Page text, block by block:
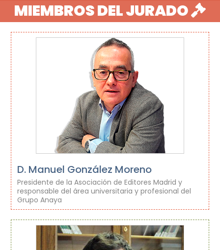
MIEMBROS DEL JURADO
D. Manuel González Moreno
Presidente de la Asociación de Editores Madrid y
responsable del área universitaria y profesional del
Grupo Anaya